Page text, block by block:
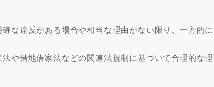
な違反がある場合や相当な理由がない限り、一方的に
や借地借家法などの関連法規制に基づいて合理的な理